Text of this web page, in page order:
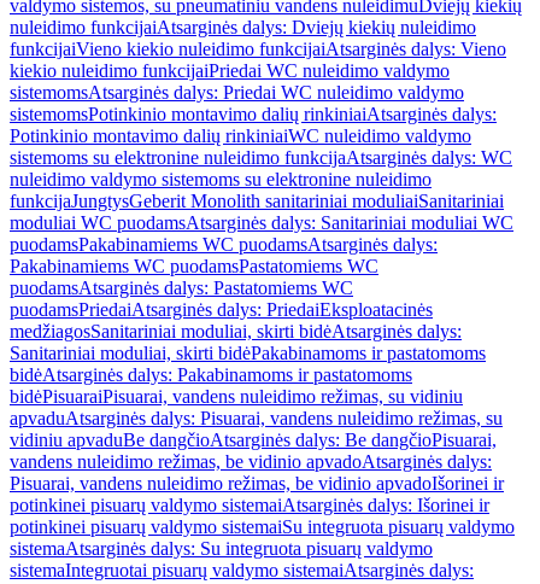
valdymo sistemos, su pneumatiniu vandens nuleidimuDviejų kiekių
nuleidimo funkcijaiAtsarginės dalys: Dviejų kiekių nuleidimo
funkcijaiVieno kiekio nuleidimo funkcijaiAtsarginės dalys: Vieno
kiekio nuleidimo funkcijaiPriedai WC nuleidimo valdymo
sistemomsAtsarginės dalys: Priedai WC nuleidimo valdymo
sistemomsPotinkinio montavimo dalių rinkiniaiAtsarginės dalys:
Potinkinio montavimo dalių rinkiniaiWC nuleidimo valdymo
sistemoms su elektronine nuleidimo funkcijaAtsarginės dalys: WC
nuleidimo valdymo sistemoms su elektronine nuleidimo
funkcijaJungtysGeberit Monolith sanitariniai moduliaiSanitariniai
moduliai WC puodamsAtsarginės dalys: Sanitariniai moduliai WC
puodamsPakabinamiems WC puodamsAtsarginės dalys:
Pakabinamiems WC puodamsPastatomiems WC
puodamsAtsarginės dalys: Pastatomiems WC
puodamsPriedaiAtsarginės dalys: PriedaiEksploatacinės
medžiagosSanitariniai moduliai, skirti bidėAtsarginės dalys:
Sanitariniai moduliai, skirti bidėPakabinamoms ir pastatomoms
bidėAtsarginės dalys: Pakabinamoms ir pastatomoms
bidėPisuaraiPisuarai, vandens nuleidimo režimas, su vidiniu
apvaduAtsarginės dalys: Pisuarai, vandens nuleidimo režimas, su
vidiniu apvaduBe dangčioAtsarginės dalys: Be dangčioPisuarai,
vandens nuleidimo režimas, be vidinio apvadoAtsarginės dalys:
Pisuarai, vandens nuleidimo režimas, be vidinio apvadoIšorinei ir
potinkinei pisuarų valdymo sistemaiAtsarginės dalys: Išorinei ir
potinkinei pisuarų valdymo sistemaiSu integruota pisuarų valdymo
sistemaAtsarginės dalys: Su integruota pisuarų valdymo
sistemaIntegruotai pisuarų valdymo sistemaiAtsarginės dalys: